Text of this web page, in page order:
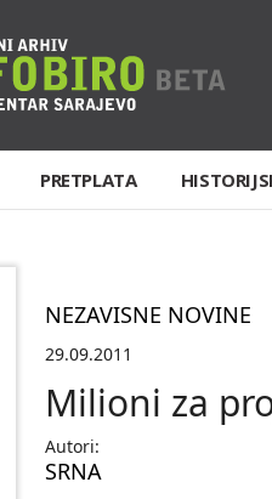
PRETPLATA
NEZAVISNE NOVINE
29.09.2011
Milioni za
Autori:
SRNA